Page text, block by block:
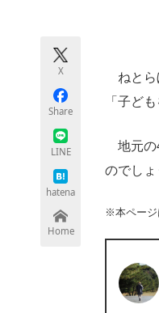
X
Share
LINE
hatena
Home
ねとら
「子ど
地元の
のでし
※本ページ